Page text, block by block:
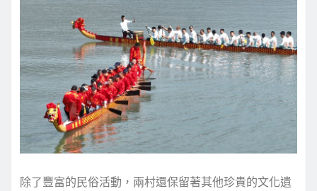
除了豐富的民俗活動，兩村還保留著其他珍貴的文化遺